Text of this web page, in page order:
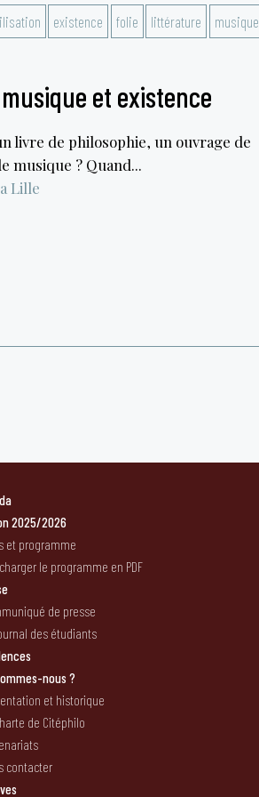
existence folie littérature musique
et existence
livre de philosophie, un ouvrage de
musique ? Quand...
Lille
2025/2026
et programme
le programme en PDF
de presse
des étudiants
nous ?
et historique
de Citéphilo
contacter